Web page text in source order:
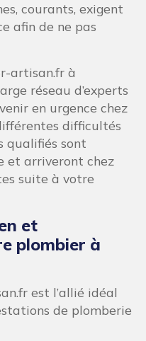
courants, exigent
afin de ne pas
artisan.fr à
réseau d’experts
en urgence chez
difficultés
qualifiés sont
et arriveront chez
suite à votre
et
plombier à
est l’allié idéal
de plomberie